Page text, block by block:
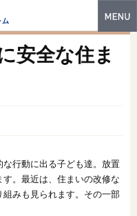
ハウス
安全な住ま
行動に出る子ども達。放置
。最近は、住まいの改修な
みも見られます。その一部